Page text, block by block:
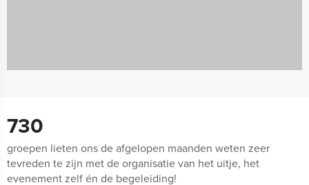
730
groepen lieten ons de afgelopen maanden weten zeer
tevreden te zijn met de organisatie van het uitje, het
evenement zelf én de begeleiding!